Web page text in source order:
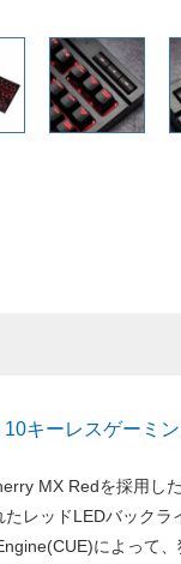
キーレスゲーミ
MX Redを採用し
レッドLEDバック
によって